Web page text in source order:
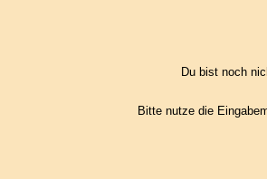
Du bist noch
Bitte nutze die